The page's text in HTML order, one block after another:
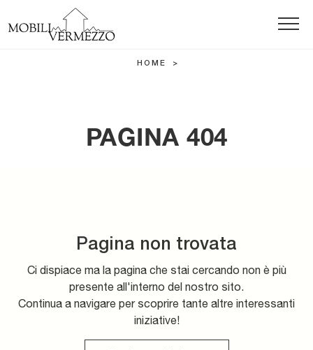
HOME >
PAGINA 404
Pagina non trovata
Ci dispiace ma la pagina che stai cercando non è più
presente all'interno del nostro sito.
Continua a navigare per scoprire tante altre interessanti
iniziative!